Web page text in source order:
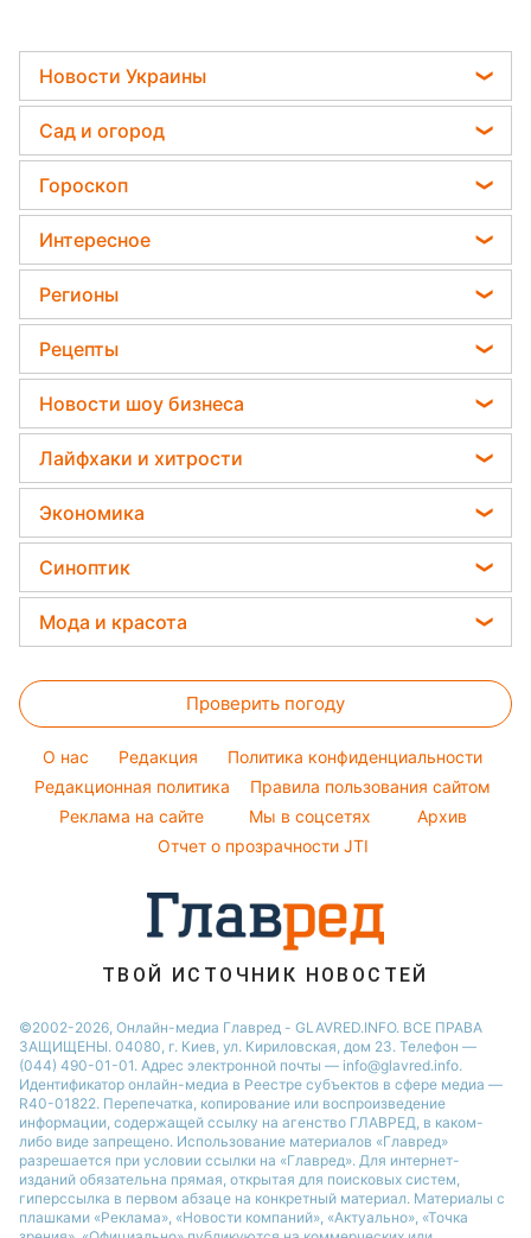
В Одесской области 9-летний
мальчик бросил в печь
аэрозольный баллончик – его
сестра получила ожоги
Алёна Воронина
Подпишитесь
В Одесской области 14-летняя девочка получила ожоги из-
за взрыва аэрозольного баллончика /ua.depositphotos.com
14-летняя девочка получила ожоги лица
и рук.
ad